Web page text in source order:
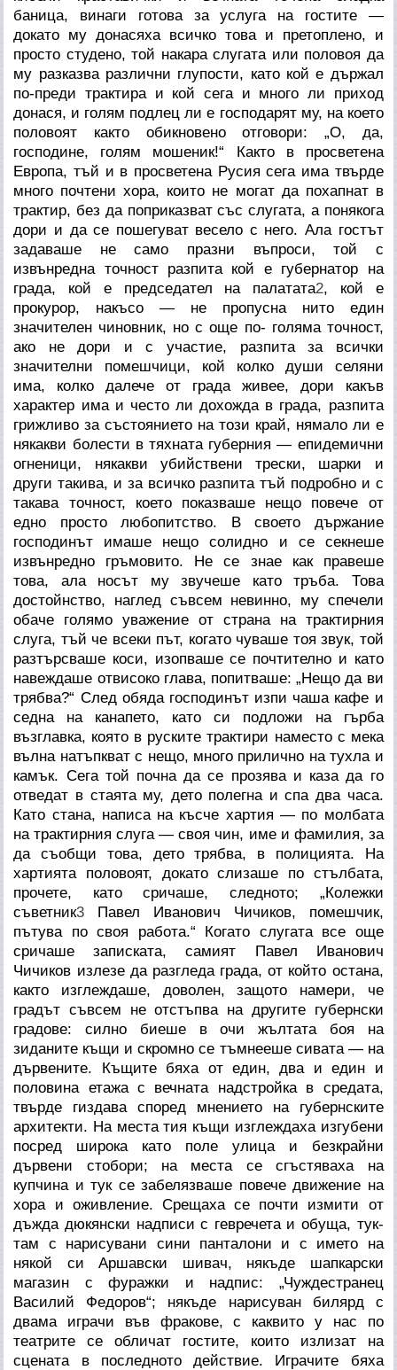
баница, винаги готова за услуга на гостите —
докато му донасяха всичко това и претоплено, и
просто студено, той накара слугата или половоя да
му разказва различни глупости, като кой е държал
по-преди трактира и кой сега и много ли приход
донася, и голям подлец ли е господарят му, на което
половоят както обикновено отговори: „О, да,
господине, голям мошеник!“ Както в просветена
Европа, тъй и в просветена Русия сега има твърде
много почтени хора, които не могат да похапнат в
трактир, без да поприказват със слугата, а понякога
дори и да се пошегуват весело с него. Ала гостът
задаваше не само празни въпроси, той с
извънредна точност разпита кой е губернатор на
града, кой е председател на палатата2, кой е
прокурор, накъсо — не пропусна нито един
значителен чиновник, но с още по- голяма точност,
ако не дори и с участие, разпита за всички
значителни помешчици, кой колко души селяни
има, колко далече от града живее, дори какъв
характер има и често ли дохожда в града, разпита
грижливо за състоянието на този край, нямало ли е
някакви болести в тяхната губерния — епидемични
огненици, някакви убийствени трески, шарки и
други такива, и за всичко разпита тъй подробно и с
такава точност, което показваше нещо повече от
едно просто любопитство. В своето държание
господинът имаше нещо солидно и се секнеше
извънредно гръмовито. Не се знае как правеше
това, ала носът му звучеше като тръба. Това
достойнство, наглед съвсем невинно, му спечели
обаче голямо уважение от страна на трактирния
слуга, тъй че всеки път, когато чуваше тоя звук, той
разтърсваше коси, изопваше се почтително и като
навеждаше отвисоко глава, попитваше: „Нещо да ви
трябва?“ След обяда господинът изпи чаша кафе и
седна на канапето, като си подложи на гърба
възглавка, която в руските трактири наместо с мека
вълна натъпкват с нещо, много прилично на тухла и
камък. Сега той почна да се прозява и каза да го
отведат в стаята му, дето полегна и спа два часа.
Като стана, написа на късче хартия — по молбата
на трактирния слуга — своя чин, име и фамилия, за
да съобщи това, дето трябва, в полицията. На
хартията половоят, докато слизаше по стълбата,
прочете, като сричаше, следното; „Колежки
съветник3 Павел Иванович Чичиков, помешчик,
пътува по своя работа.“ Когато слугата все още
сричаше записката, самият Павел Иванович
Чичиков излезе да разгледа града, от който остана,
както изглеждаше, доволен, защото намери, че
градът съвсем не отстъпва на другите губернски
градове: силно биеше в очи жълтата боя на
зиданите къщи и скромно се тъмнееше сивата — на
дървените. Къщите бяха от един, два и един и
половина етажа с вечната надстройка в средата,
твърде гиздава според мнението на губернските
архитекти. На места тия къщи изглеждаха изгубени
посред широка като поле улица и безкрайни
дървени стобори; на места се сгъстяваха на
купчина и тук се забелязваше повече движение на
хора и оживление. Срещаха се почти измити от
дъжда дюкянски надписи с гевречета и обуща, тук-
там с нарисувани сини панталони и с името на
някой си Аршавски шивач, някъде шапкарски
магазин с фуражки и надпис: „Чуждестранец
Василий Федоров“; някъде нарисуван билярд с
двама играчи във фракове, с каквито у нас по
театрите се обличат гостите, които излизат на
сцената в последното действие. Играчите бяха